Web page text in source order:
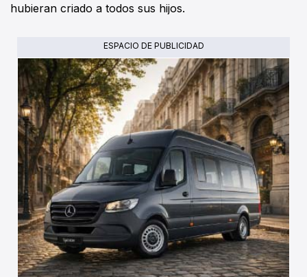
hubieran criado a todos sus hijos.
ESPACIO DE PUBLICIDAD